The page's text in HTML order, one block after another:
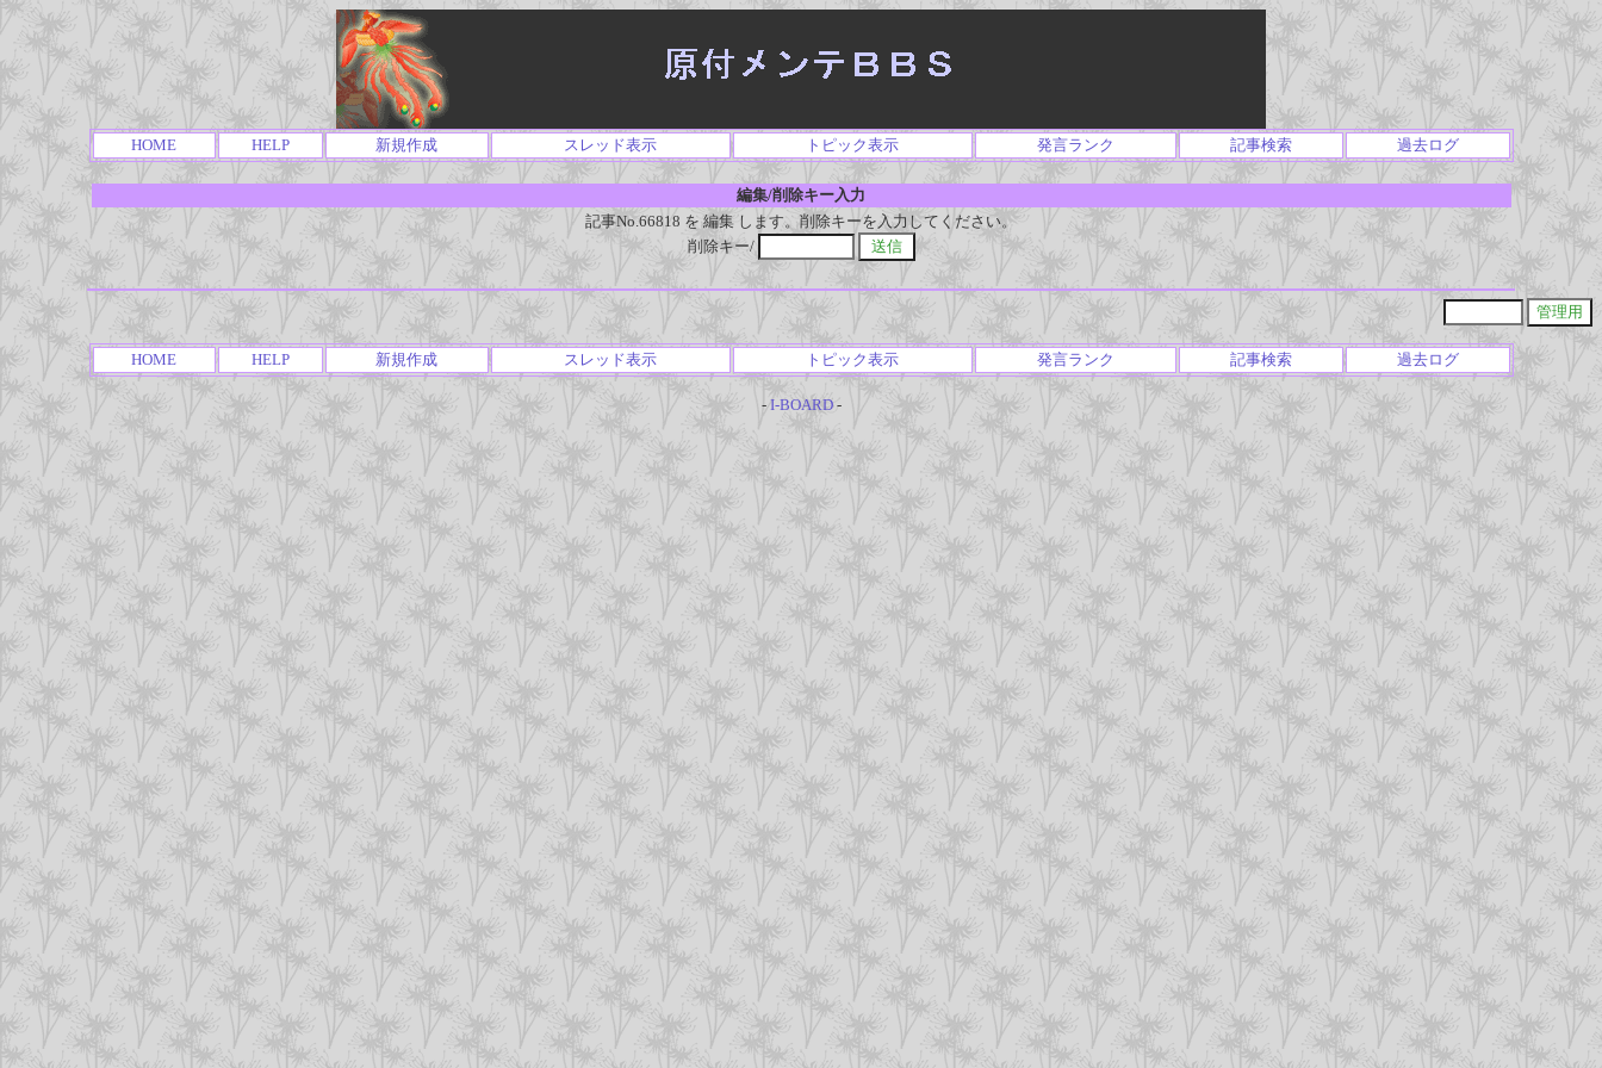
HOME HELP 新規作成 スレッド表示 トピック表示 発言ランク 記事検索 過去ログ
編集/削除キー入力
記事No.66818 を 編集 します。削除キーを入力してください。
削除キー/
HOME HELP 新規作成 スレッド表示 トピック表示 発言ランク 記事検索 過去ログ
- I-BOARD-